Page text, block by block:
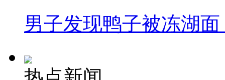
男子发现鸭子被冻湖